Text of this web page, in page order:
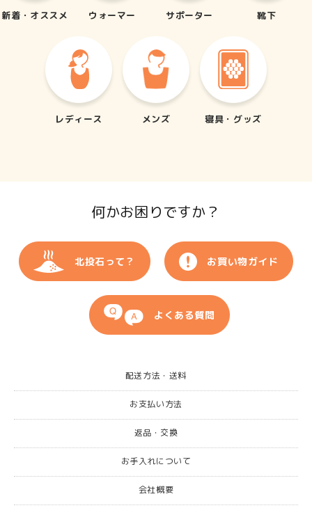
新着・オススメ ウォーマー サポーター 靴下
レディース メンズ 寝具・グッズ
何かお困りですか？
北投石って？ お買い物ガイド
よくある質問
配送方法・送料
お支払い方法
返品・交換
お手入れについて
会社概要